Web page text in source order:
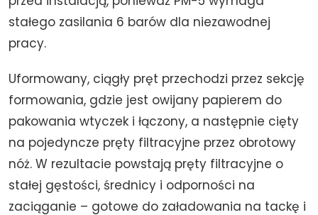
stałego zasilania 6 barów dla niezawodnej
pracy.
Uformowany, ciągły pręt przechodzi przez sekcję
formowania, gdzie jest owijany papierem do
pakowania wtyczek i łączony, a następnie cięty
na pojedyncze pręty filtracyjne przez obrotowy
nóż. W rezultacie powstają pręty filtracyjne o
stałej gęstości, średnicy i odporności na
zaciąganie – gotowe do załadowania na tackę i